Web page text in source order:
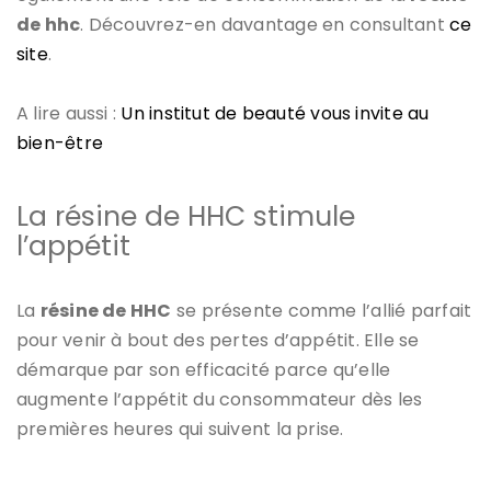
de hhc. Découvrez-en davantage en consultantce
site.
A lire aussi : Un institut de beauté vous invite au
bien-être
La résine de HHC stimule
l’appétit
La résine de HHC se présente comme l’allié parfait
pour venir à bout des pertes d’appétit. Elle se
démarque par son efficacité parce qu’elle
augmente l’appétit du consommateur dès les
premières heures qui suivent la prise.